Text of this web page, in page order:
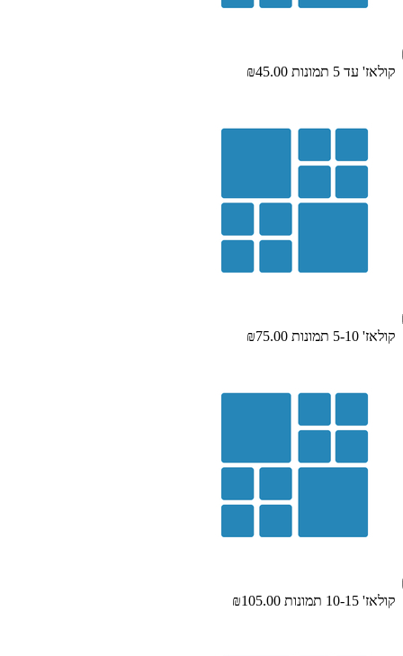
קולאז' עד 5 תמונות ₪45.00
קולאז' 5-10 תמונות ₪75.00
קולאז' 10-15 תמונות ₪105.00